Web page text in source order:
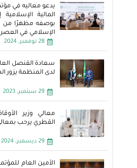
يدعو معاليه في
المالية
بوصفه مظهرًا من
الإسلامي في العصر
28 نوفمبر، 2024
سعادة القنصل
لدى المنظمة يزور
29 سبتمبر، 2023
معالي وزير
القطري يرحب
29 ديسمبر، 2024
الأمين العام